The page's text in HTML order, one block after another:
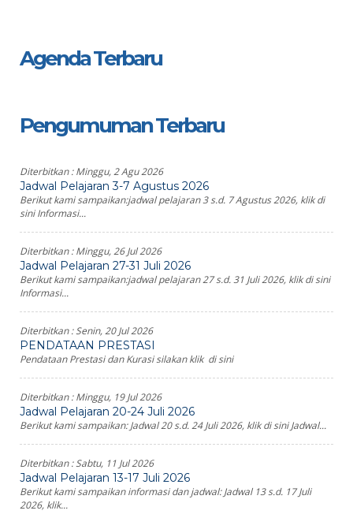
Agenda Terbaru
Pengumuman Terbaru
Diterbitkan :Minggu, 2 Agu 2026
Jadwal Pelajaran 3-7 Agustus 2026
Berikut kami sampaikan:jadwal pelajaran 3 s.d. 7 Agustus 2026, klik di
sini Informasi...
Diterbitkan :Minggu, 26 Jul 2026
Jadwal Pelajaran 27-31 Juli 2026
Berikut kami sampaikan:jadwal pelajaran 27 s.d. 31 Juli 2026, klik di sini
Informasi...
Diterbitkan :Senin, 20 Jul 2026
PENDATAAN PRESTASI
Pendataan Prestasi dan Kurasi silakan klik di sini
Diterbitkan :Minggu, 19 Jul 2026
Jadwal Pelajaran 20-24 Juli 2026
Berikut kami sampaikan: Jadwal 20 s.d. 24 Juli 2026, klik di sini Jadwal...
Diterbitkan :Sabtu, 11 Jul 2026
Jadwal Pelajaran 13-17 Juli 2026
Berikut kami sampaikan informasi dan jadwal: Jadwal 13 s.d. 17 Juli
2026, klik...